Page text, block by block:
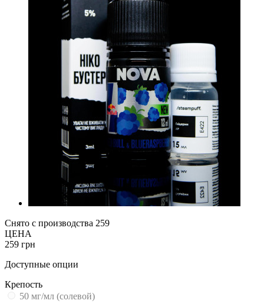
Снято с производства 259
ЦЕНА
259 грн
Доступные опции
Крепость
50 мг/мл (солевой)